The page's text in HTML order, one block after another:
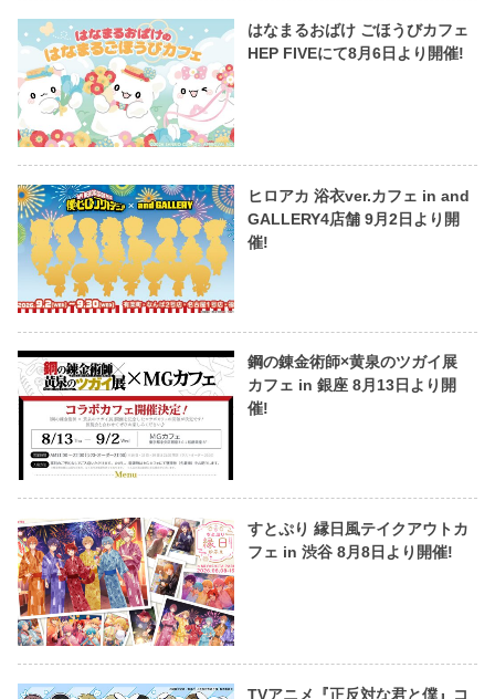
はなまるおばけ ごほうびカフェ
HEP FIVEにて8月6日より開催!
ヒロアカ 浴衣ver.カフェ in and
GALLERY4店舗 9月2日より開
催!
鋼の錬金術師×黄泉のツガイ展
カフェ in 銀座 8月13日より開
催!
すとぷり 縁日風テイクアウトカ
フェ in 渋谷 8月8日より開催!
TVアニメ『正反対な君と僕』コ